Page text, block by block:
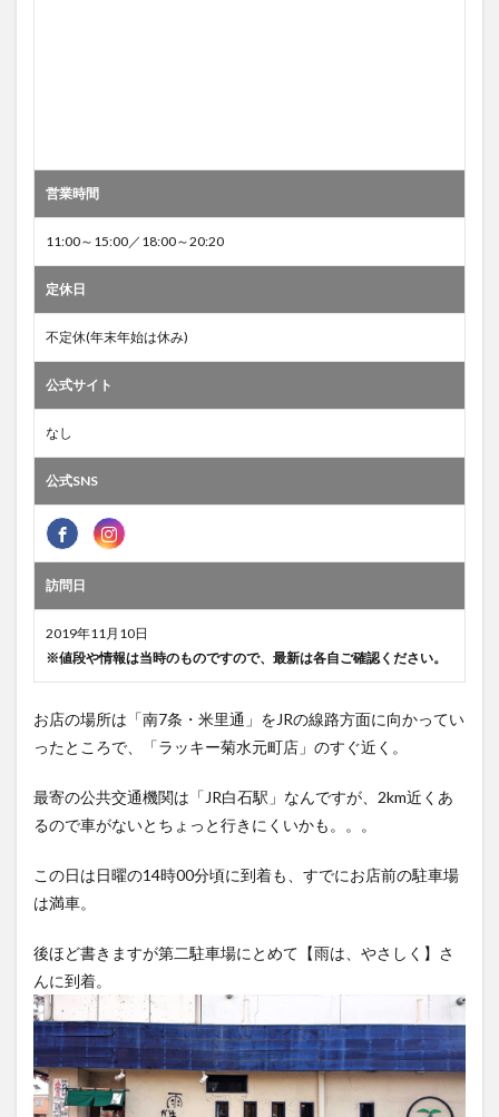
営業時間
11:00～15:00／18:00～20:20
定休日
不定休(年末年始は休み)
公式サイト
なし
公式SNS
訪問日
2019年11月10日
※値段や情報は当時のものですので、最新は各自ご確認ください。
お店の場所は「南7条・米里通」をJRの線路方面に向かってい
ったところで、「ラッキー菊水元町店」のすぐ近く。
最寄の公共交通機関は「JR白石駅」なんですが、2km近くあ
るので車がないとちょっと行きにくいかも。。。
この日は日曜の14時00分頃に到着も、すでにお店前の駐車場
は満車。
後ほど書きますが第二駐車場にとめて【雨は、やさしく】さ
んに到着。